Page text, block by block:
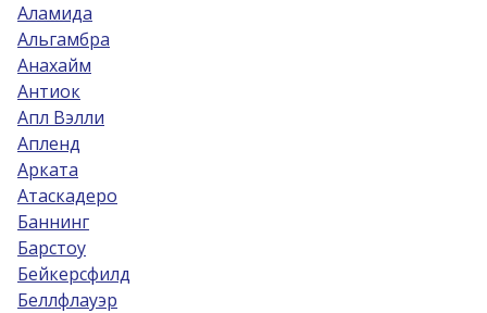
Аламида
Альгамбра
Анахайм
Антиок
Апл Вэлли
Апленд
Арката
Атаскадеро
Баннинг
Барстоу
Бейкерсфилд
Беллфлауэр